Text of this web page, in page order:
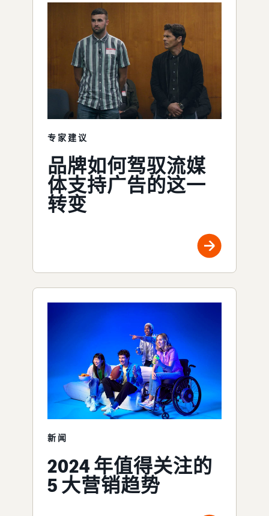
专家建议
品牌如何驾驭流媒
体支持广告的这一
转变
新闻
2024 年值得关注的
5 大营销趋势